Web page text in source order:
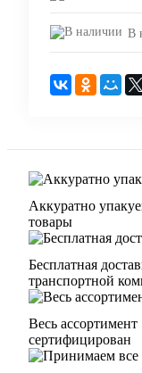
В
Аккуратно
товары
Бесплатная
транспортной
Весь ассортимент
сертифицирован